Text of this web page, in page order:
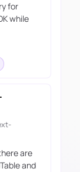
for
while
are
and